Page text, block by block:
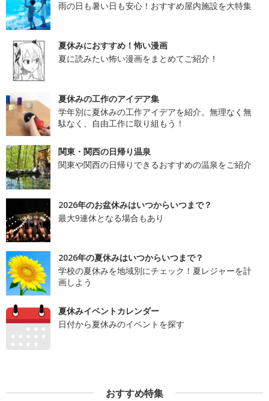
雨の日も暑い日も安心！おすすめ屋内施設を大特集
夏休みにおすすめ！怖い漫画
夏に読みたい怖い漫画をまとめてご紹介！
夏休みの工作のアイデア集
学年別に夏休みの工作アイデアを紹介。無理なく無
駄なく、自由工作に取り組もう！
関東・関西の日帰り温泉
関東や関西の日帰りできるおすすめの温泉をご紹介
2026年のお盆休みはいつからいつまで？
最大9連休となる場合もあり
2026年の夏休みはいつからいつまで？
学校の夏休みを地域別にチェック！夏レジャーを計
画しよう
夏休みイベントカレンダー
日付から夏休みのイベントを探す
おすすめ特集